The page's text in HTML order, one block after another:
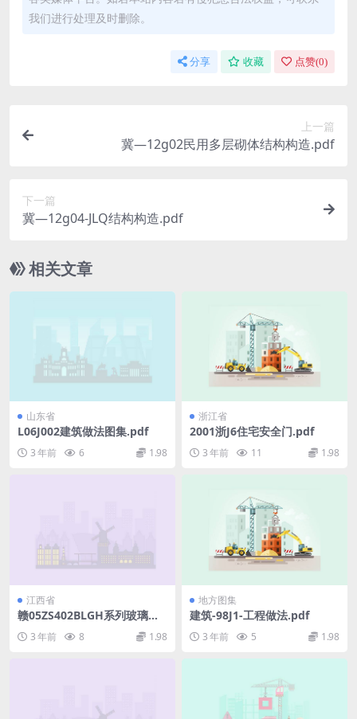
我们进行处理及时删除。
分享 收藏 点赞(0)
上一篇
冀—12g02民用多层砌体结构构造.pdf
下一篇
冀—12g04-JLQ结构构造.pdf
相关文章
山东省
L06J002建筑做法图集.pdf
3 年前 6 1.98
浙江省
2001浙J6住宅安全门.pdf
3 年前 11 1.98
江西省
赣05ZS402BLGH系列玻璃钢
整体化粪池(清晰度差).pdf
3 年前 8 1.98
地方图集
建筑-98J1-工程做法.pdf
3 年前 5 1.98